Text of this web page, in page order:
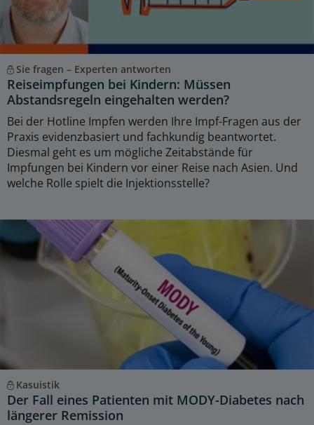
Sie fragen – Experten antworten
Reiseimpfungen bei Kindern: Müssen
Abstandsregeln eingehalten werden?
Bei der Hotline Impfen werden Ihre Impf-Fragen aus der
Praxis evidenzbasiert und fachkundig beantwortet.
Diesmal geht es um mögliche Zeitabstände für
Impfungen bei Kindern vor einer Reise nach Asien. Und
welche Rolle spielt die Injektionsstelle?
Kasuistik
Der Fall eines Patienten mit MODY-Diabetes nach
längerer Remission